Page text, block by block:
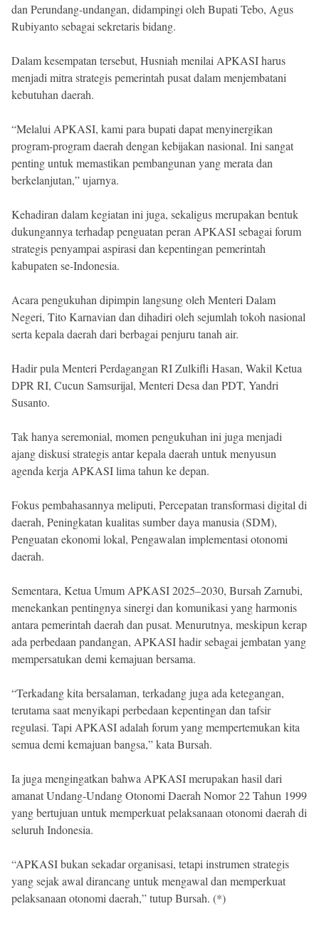
dan Perundang-undangan, didampingi oleh Bupati Tebo, Agus
Rubiyanto sebagai sekretaris bidang.
Dalam kesempatan tersebut, Husniah menilai APKASI harus
menjadi mitra strategis pemerintah pusat dalam menjembatani
kebutuhan daerah.
“Melalui APKASI, kami para bupati dapat menyinergikan
program-program daerah dengan kebijakan nasional. Ini sangat
penting untuk memastikan pembangunan yang merata dan
berkelanjutan,” ujarnya.
Kehadiran dalam kegiatan ini juga, sekaligus merupakan bentuk
dukungannya terhadap penguatan peran APKASI sebagai forum
strategis penyampai aspirasi dan kepentingan pemerintah
kabupaten se-Indonesia.
Acara pengukuhan dipimpin langsung oleh Menteri Dalam
Negeri, Tito Karnavian dan dihadiri oleh sejumlah tokoh nasional
serta kepala daerah dari berbagai penjuru tanah air.
Hadir pula Menteri Perdagangan RI Zulkifli Hasan, Wakil Ketua
DPR RI, Cucun Samsurijal, Menteri Desa dan PDT, Yandri
Susanto.
Tak hanya seremonial, momen pengukuhan ini juga menjadi
ajang diskusi strategis antar kepala daerah untuk menyusun
agenda kerja APKASI lima tahun ke depan.
Fokus pembahasannya meliputi, Percepatan transformasi digital di
daerah, Peningkatan kualitas sumber daya manusia (SDM),
Penguatan ekonomi lokal, Pengawalan implementasi otonomi
daerah.
Sementara, Ketua Umum APKASI 2025–2030, Bursah Zarnubi,
menekankan pentingnya sinergi dan komunikasi yang harmonis
antara pemerintah daerah dan pusat. Menurutnya, meskipun kerap
ada perbedaan pandangan, APKASI hadir sebagai jembatan yang
mempersatukan demi kemajuan bersama.
“Terkadang kita bersalaman, terkadang juga ada ketegangan,
terutama saat menyikapi perbedaan kepentingan dan tafsir
regulasi. Tapi APKASI adalah forum yang mempertemukan kita
semua demi kemajuan bangsa,” kata Bursah.
Ia juga mengingatkan bahwa APKASI merupakan hasil dari
amanat Undang-Undang Otonomi Daerah Nomor 22 Tahun 1999
yang bertujuan untuk memperkuat pelaksanaan otonomi daerah di
seluruh Indonesia.
“APKASI bukan sekadar organisasi, tetapi instrumen strategis
yang sejak awal dirancang untuk mengawal dan memperkuat
pelaksanaan otonomi daerah,” tutup Bursah. (*)